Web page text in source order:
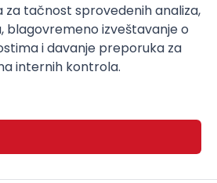
tačnost sprovedenih analiza,
blagovremeno izveštavanje o
i davanje preporuka za
internih kontrola.